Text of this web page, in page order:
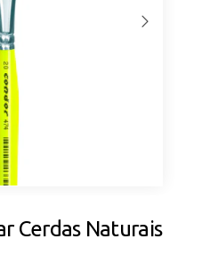
Cerdas Naturais